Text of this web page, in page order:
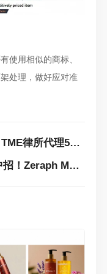
使用相似的商标、
处理，做好应对准
上一篇 : 26-cv-124、26-cv-125 TME律所代理5张《Madvillainy》专辑封面图连发两案！相关周边衍生产品速排查避雷！
下一篇 : 26-cv-3008 74家店铺中招！Zeraph Moore多张版权画速排查下架，正在维权中！